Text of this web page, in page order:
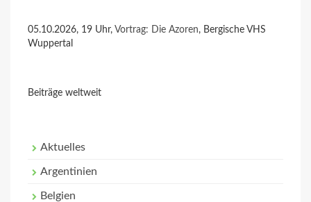
05.10.2026, 19 Uhr, Vortrag: Die Azoren, Bergische VHS
Wuppertal
Beiträge weltweit
Aktuelles
Argentinien
Belgien